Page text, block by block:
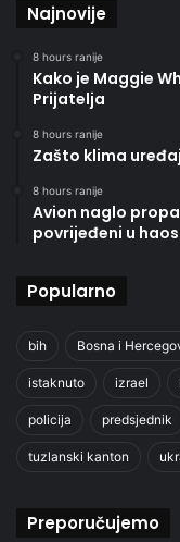
Najnovije
8 hours ranije
Kako je Maggie
Prijatelja
8 hours ranije
Zašto klima
8 hours ranije
Avion naglo
povrijeđeni u
Popularno
bih Bosna i
istaknuto izrael
policija predsjednik
tuzlanski kanton
Preporučujemo